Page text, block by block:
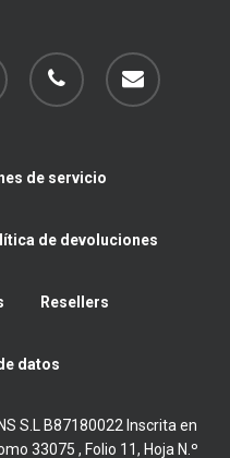
phone email
de servicio
de devoluciones
Resellers
datos
S.L B87180022 Inscrita en
33075 , Folio 11, Hoja N.º